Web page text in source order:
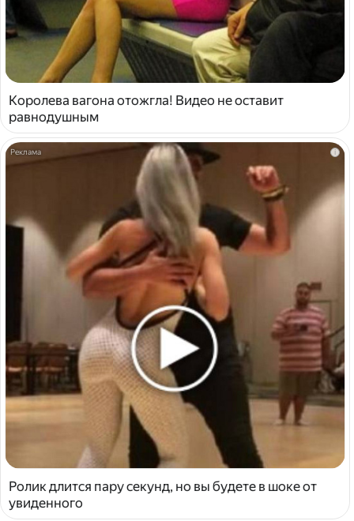
Королева вагона отожгла! Видео не оставит
равнодушным
i
Ролик длится пару секунд, но вы будете в шоке от
увиденного